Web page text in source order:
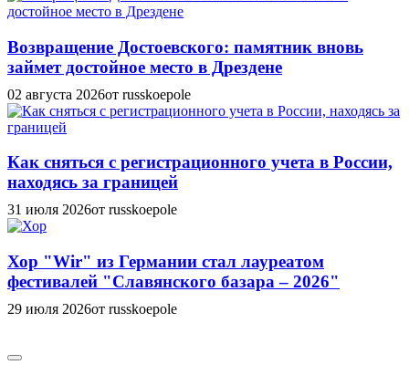
Возвращение Достоевского: памятник вновь
займет достойное место в Дрездене
02 августа 2026от russkoepole
Как сняться с регистрационного учета в России,
находясь за границей
31 июля 2026от russkoepole
Хор "Wir" из Германии стал лауреатом
фестивалей "Славянского базара – 2026"
29 июля 2026от russkoepole